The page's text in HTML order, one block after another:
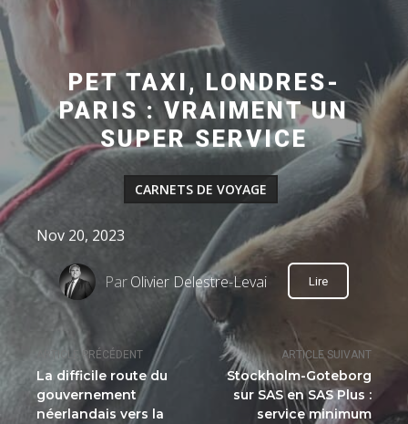
ARTICLE PRÉCÉDENT
La difficile route du
gouvernement
néerlandais vers la
ARTICLE SUIVANT
Stockholm-Goteborg
sur SAS en SAS Plus :
service minimum
PET TAXI, LONDRES-
PARIS : VRAIMENT UN
SUPER SERVICE
CARNETS DE VOYAGE
Nov 20, 2023
ParOlivier Delestre-Levai Lire